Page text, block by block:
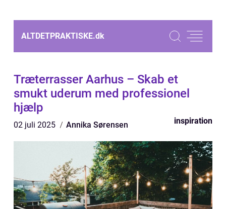
ALTDETPRAKTISKE.dk
Træterrasser Aarhus – Skab et
smukt uderum med professionel
hjælp
02 juli 2025 Annika Sørensen inspiration